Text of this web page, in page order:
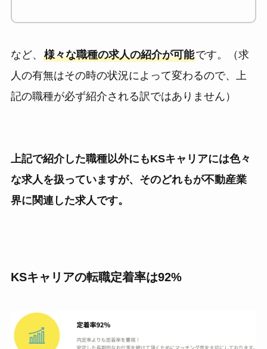
など、 様々な職種の求人の紹介が可能です。（求
人の有無はその時の状況によって変わるので、上
記の職種が必ず紹介される訳ではありません）
上記で紹介した職種以外にもKSキャリアには色々
な求人を扱っていますが、そのどれもが不動産業
界に関連した求人です。
KSキャリアの転職定着率は92%